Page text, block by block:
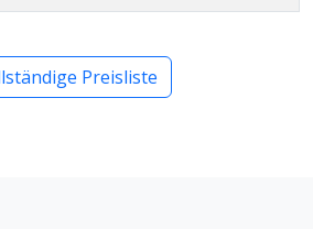
Preisliste